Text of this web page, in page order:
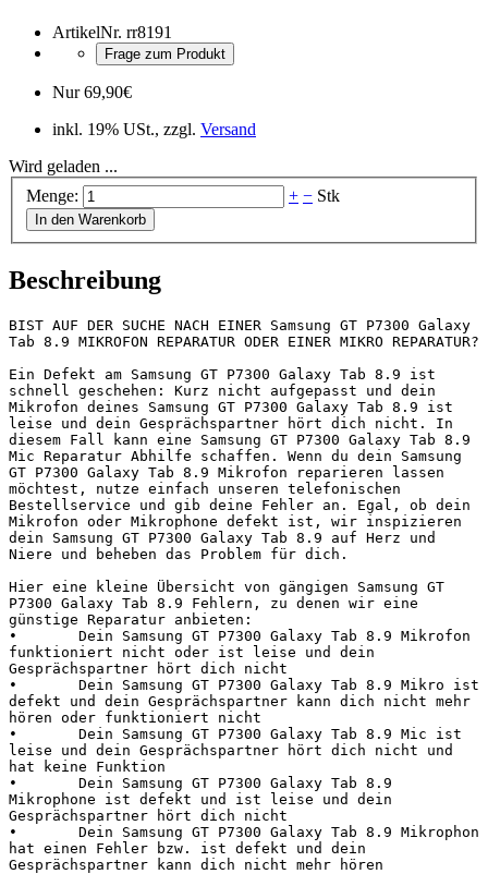
ArtikelNr. rr8191
Frage zum Produkt
Nur69,90€
inkl. 19% USt., zzgl. Versand
Wird geladen ...
Menge:
+ − Stk
In den Warenkorb
Beschreibung
BIST AUF DER SUCHE NACH EINER Samsung GT P7300 Galaxy
Tab 8.9 MIKROFON REPARATUR ODER EINER MIKRO REPARATUR?
Ein Defekt am Samsung GT P7300 Galaxy Tab 8.9 ist
schnell geschehen: Kurz nicht aufgepasst und dein
Mikrofon deines Samsung GT P7300 Galaxy Tab 8.9 ist
leise und dein Gesprächspartner hört dich nicht. In
diesem Fall kann eine Samsung GT P7300 Galaxy Tab 8.9
Mic Reparatur Abhilfe schaffen. Wenn du dein Samsung
GT P7300 Galaxy Tab 8.9 Mikrofon reparieren lassen
möchtest, nutze einfach unseren telefonischen
Bestellservice und gib deine Fehler an. Egal, ob dein
Mikrofon oder Mikrophone defekt ist, wir inspizieren
dein Samsung GT P7300 Galaxy Tab 8.9 auf Herz und
Niere und beheben das Problem für dich.
Hier eine kleine Übersicht von gängigen Samsung GT
P7300 Galaxy Tab 8.9 Fehlern, zu denen wir eine
günstige Reparatur anbieten:
•	Dein Samsung GT P7300 Galaxy Tab 8.9 Mikrofon
funktioniert nicht oder ist leise und dein
Gesprächspartner hört dich nicht
•	Dein Samsung GT P7300 Galaxy Tab 8.9 Mikro ist
defekt und dein Gesprächspartner kann dich nicht mehr
hören oder funktioniert nicht
•	Dein Samsung GT P7300 Galaxy Tab 8.9 Mic ist
leise und dein Gesprächspartner hört dich nicht und
hat keine Funktion
•	Dein Samsung GT P7300 Galaxy Tab 8.9
Mikrophone ist defekt und ist leise und dein
Gesprächspartner hört dich nicht
•	Dein Samsung GT P7300 Galaxy Tab 8.9 Mikrophon
hat einen Fehler bzw. ist defekt und dein
Gesprächspartner kann dich nicht mehr hören